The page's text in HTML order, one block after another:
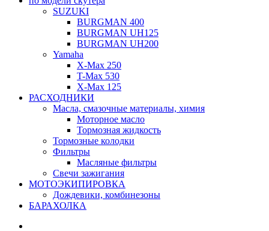
SUZUKI
BURGMAN 400
BURGMAN UH125
BURGMAN UH200
Yamaha
X-Max 250
T-Max 530
X-Max 125
РАСХОДНИКИ
Масла, смазочные материалы, химия
Моторное масло
Тормозная жидкость
Тормозные колодки
Фильтры
Масляные фильтры
Свечи зажигания
МОТОЭКИПИРОВКА
Дождевики, комбинезоны
БАРАХОЛКА